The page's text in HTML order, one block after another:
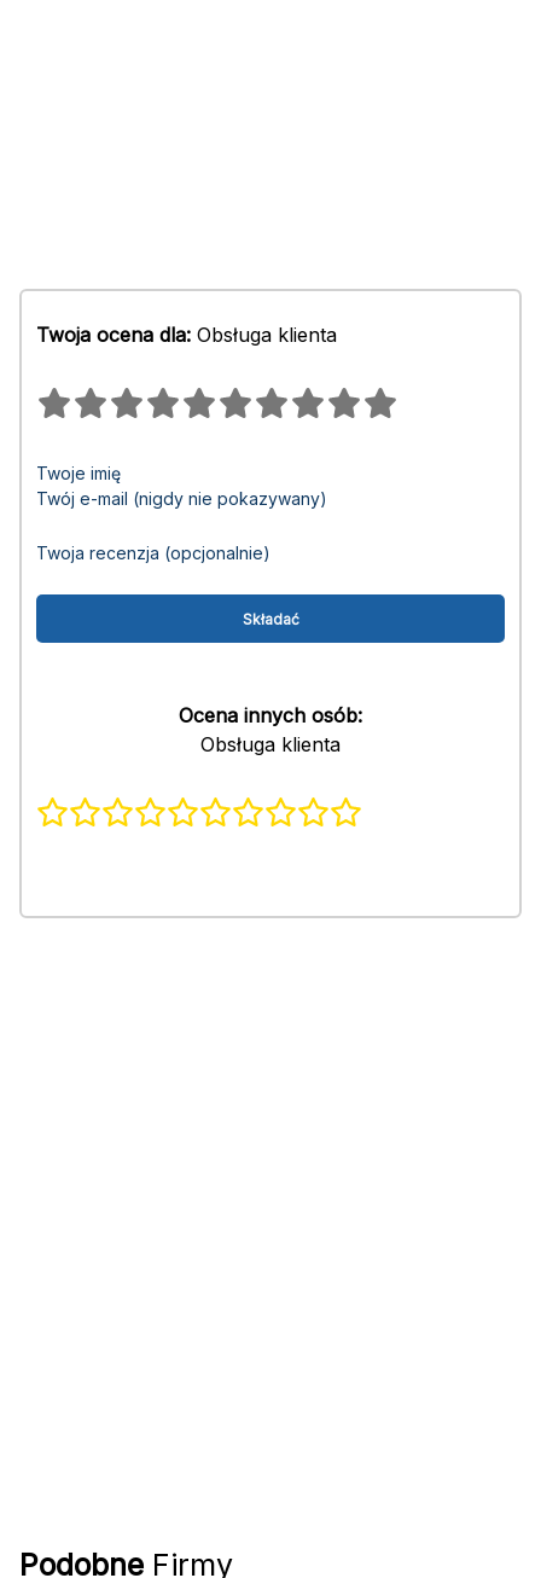
Twoja ocena dla: Obsługa klienta
Twoje imię
Twój e-mail (nigdy nie pokazywany)
Twoja recenzja (opcjonalnie)
Ocena innych osób:
Obsługa klienta
Podobne Firmy